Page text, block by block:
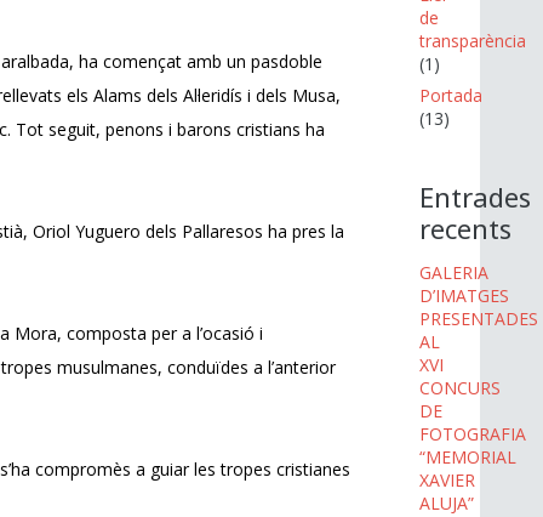
ha començat amb un pasdoble
els Alams dels Al·leridís i dels Musa,
Tot seguit, penons i barons cristians ha
Oriol Yuguero dels Pallaresos ha pres la
Mora, composta per a l’ocasió i
musulmanes, conduïdes a l’anterior
compromès a guiar les tropes cristianes
de
transparència
(1)
Portada
(13)
Entrades
recents
GALERIA
D’IMATGES
PRESENTADES
AL
XVI
CONCURS
DE
FOTOGRAFIA
“MEMORIAL
XAVIER
ALUJA”